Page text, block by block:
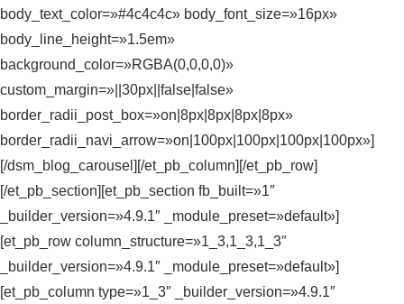
body_text_color=»#4c4c4c» body_font_size=»16px»
body_line_height=»1.5em»
background_color=»RGBA(0,0,0,0)»
custom_margin=»||30px||false|false»
border_radii_post_box=»on|8px|8px|8px|8px»
border_radii_navi_arrow=»on|100px|100px|100px|100px»]
[/dsm_blog_carousel][/et_pb_column][/et_pb_row]
[/et_pb_section][et_pb_section fb_built=»1″
_builder_version=»4.9.1″ _module_preset=»default»]
[et_pb_row column_structure=»1_3,1_3,1_3″
_builder_version=»4.9.1″ _module_preset=»default»]
[et_pb_column type=»1_3″ _builder_version=»4.9.1″